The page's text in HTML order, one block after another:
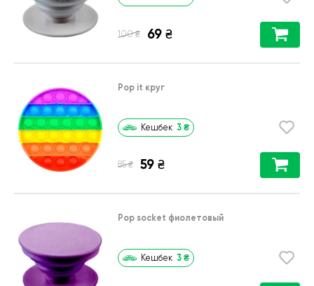
100 ₴ 69 ₴
Pop it круг
Кешбек 3 ₴
85 ₴ 59 ₴
Pop socket фиолетовый
Кешбек 3 ₴